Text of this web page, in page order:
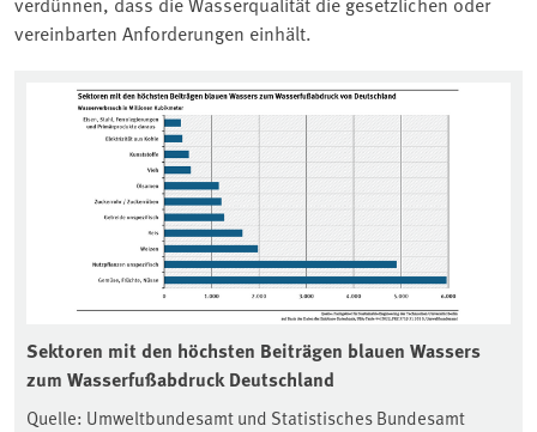
vereinbarten Anforderungen einhält.
Sektoren mit den höchsten Beiträgen blauen Wassers
zum Wasserfußabdruck Deutschland
Quelle: Umweltbundesamt und Statistisches Bundesamt